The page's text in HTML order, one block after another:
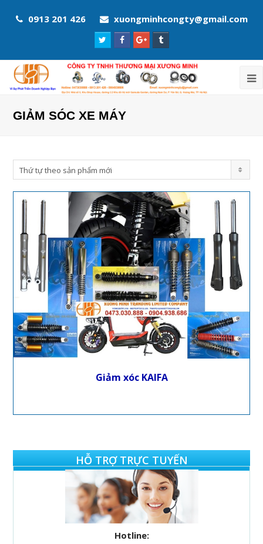
0913 201 426 xuongminhcongty@gmail.com
TwitterFacebook
Google
Profile
Tumblr
GIẢM SÓC XE MÁY
Thứ tự theo sản phẩm mới
Giảm xóc KAIFA
HỖ TRỢ TRỰC TUYẾN
Hotline: